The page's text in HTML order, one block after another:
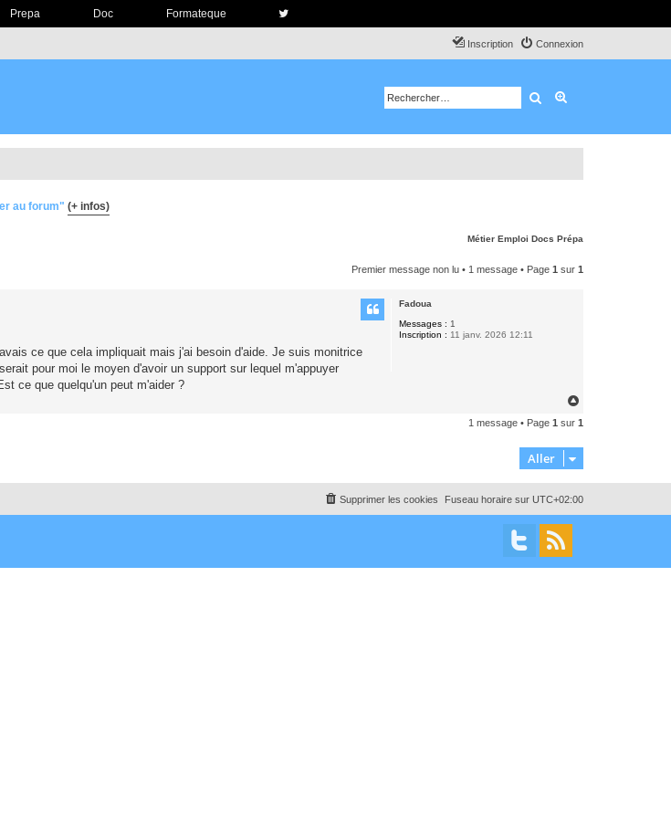
Prepa Doc Formateque
Connexion
Inscription
Rechercher
au forum" (+ infos)
Métier Emploi Docs Prépa
Premier message non lu • 1 message • Page 1 sur 1
Fadoua
Messages : 1
Inscription : 11 janv. 2026 12:11
ce que cela impliquait mais j'ai besoin d'aide. Je suis monitrice
pour moi le moyen d'avoir un support sur lequel m'appuyer
ce que quelqu'un peut m'aider ?
u
1 message • Page 1 sur 1
Aller
Fuseau horaire sur UTC+02:00
Supprimer les cookies